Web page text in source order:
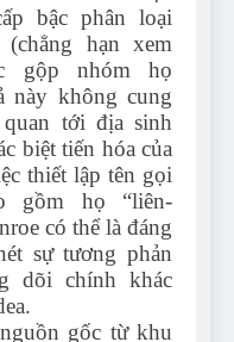
bậc phân loại
hạn xem
gộp nhóm họ
này không cung
tới địa sinh
biệt tiến hóa của
thiết lập tên gọi
gồm họ “liên-
có thể là đáng
sự tương phản
dõi chính khác
gốc từ khu